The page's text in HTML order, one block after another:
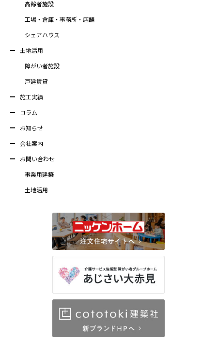
高齢者施設
工場・倉庫・事務所・店舗
シェアハウス
土地活用
障がい者施設
戸建賃貸
施工実績
コラム
お知らせ
会社案内
お問い合わせ
事業用建築
土地活用